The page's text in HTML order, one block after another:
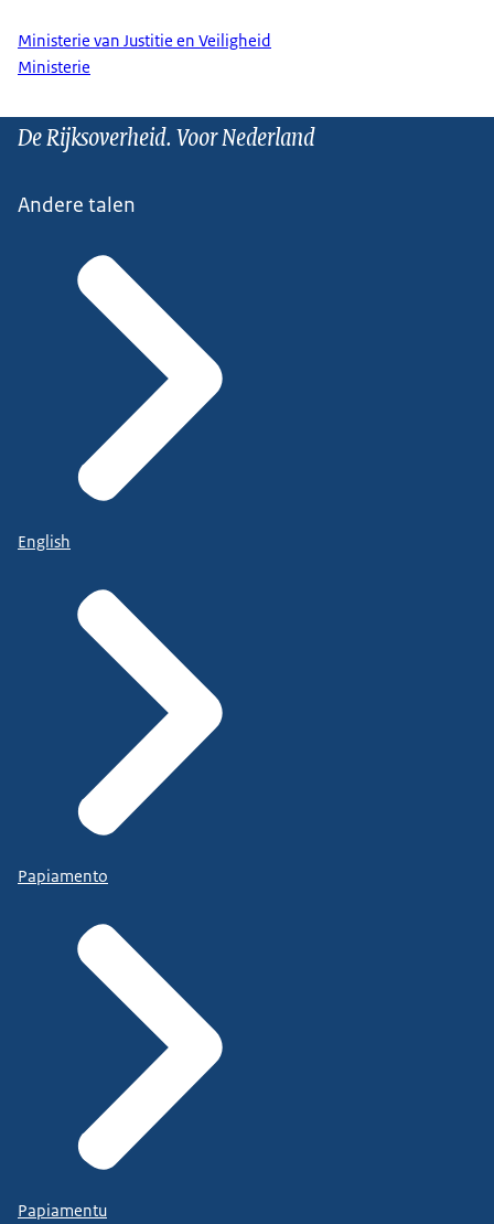
Ministerie van Justitie en Veiligheid
Ministerie
De Rijksoverheid. Voor Nederland
Andere talen
English
Papiamento
Papiamentu